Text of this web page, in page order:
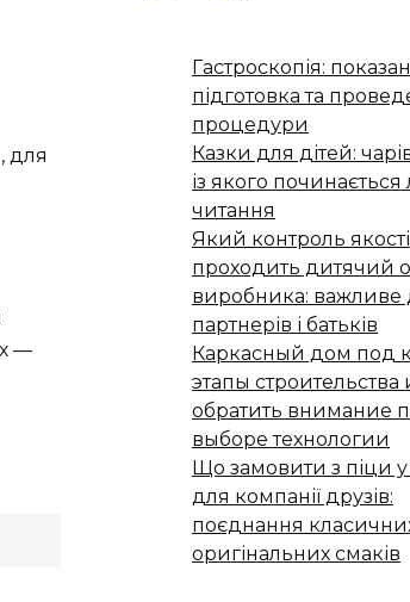
для
—
Гастроскопія:
підготовка та
процедури
Казки для дітей:
із якого
читання
Який контроль якості
проходить дитячий
виробника: важливе
партнерів і батьків
Каркасный дом под
этапы строительства
обратить внимание
выборе технологии
Що замовити з піци у
для компанії друзів:
поєднання
оригінальних смаків